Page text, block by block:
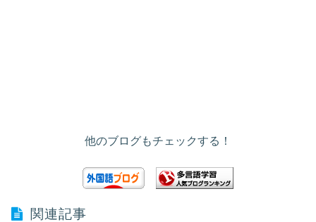
他のブログもチェックする！
関連記事